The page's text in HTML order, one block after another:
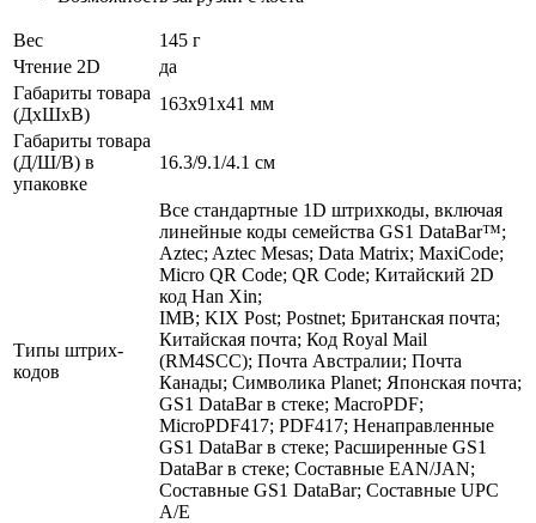
Вес
145 г
Чтение 2D
да
Габариты товара
(ДxШxВ)
163x91x41 мм
Габариты товара
(Д/Ш/В) в
упаковке
16.3/9.1/4.1 см
Типы штрих-
кодов
Все стандартные 1D штрихкоды, включая
линейные коды семейства GS1 DataBar™;
Aztec; Aztec Mesas; Data Matrix; MaxiCode;
Micro QR Code; QR Code; Китайский 2D
код Han Xin;
IMB; KIX Post; Postnet; Британская почта;
Китайская почта; Код Royal Mail
(RM4SCC); Почта Австралии; Почта
Канады; Символика Planet; Японская почта;
GS1 DataBar в стеке; MacroPDF;
MicroPDF417; PDF417; Ненаправленные
GS1 DataBar в стеке; Расширенные GS1
DataBar в стеке; Составные EAN/JAN;
Составные GS1 DataBar; Составные UPC
A/E